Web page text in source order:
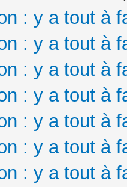
: y a tout à
: y a tout à
: y a tout à
: y a tout à
: y a tout à
: y a tout à
: y a tout à